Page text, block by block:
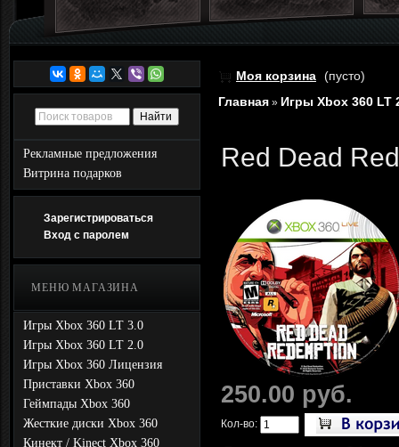
Рекламные предложения
Витрина подарков
Зарегистрироваться
Вход с паролем
МЕНЮ МАГАЗИНА
Игры Xbox 360 LT 3.0
Игры Xbox 360 LT 2.0
Игры Xbox 360 Лицензия
Приставки Xbox 360
Геймпады Xbox 360
Жесткие диски Xbox 360
Кинект / Kinect Xbox 360
Моя корзина (пусто)
Главная » Игры Xbox 360 LT
Red Dead
250.00 руб.
Кол-во: